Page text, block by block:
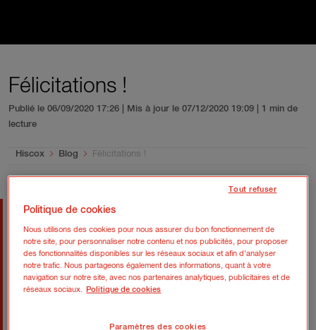
Félicitations !
Publié le 06/09/2020 17:26 | Mis à jour le 07/12/2020 19:09
| 1 min de
lecture
You are here:
Hiscox Blog Félicitations !
Vous avez réussi à contrer l'attaque et à lever
l’action du rançongiciel !
Politique de cookies
Nous utilisons des cookies pour nous assurer du bon fonctionnement de
notre site, pour personnaliser notre contenu et nos publicités, pour proposer
des fonctionnalités disponibles sur les réseaux sociaux et afin d’analyser
notre trafic. Nous partageons également des informations, quant à votre
navigation sur notre site, avec nos partenaires analytiques, publicitaires et de
réseaux sociaux. Politique de cookies
Paramètres des cookies
Tout refuser